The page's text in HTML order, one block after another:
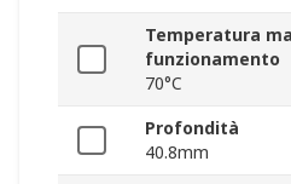
Temperatura
funzionamento
70°C
Profondità
40.8mm